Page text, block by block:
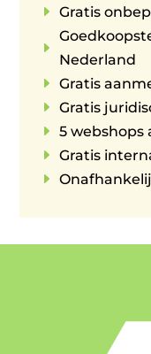
E Gratis
E
Nederland
E Gratis
E Gratis
E 5 webshops
E Gratis
E